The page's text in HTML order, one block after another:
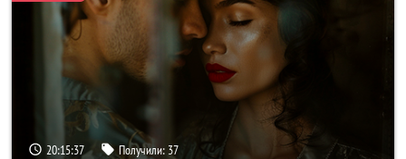
20:15:37 Получили: 37